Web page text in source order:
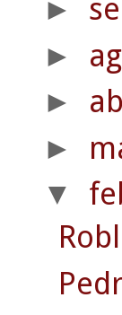
►
►
►
►
▼